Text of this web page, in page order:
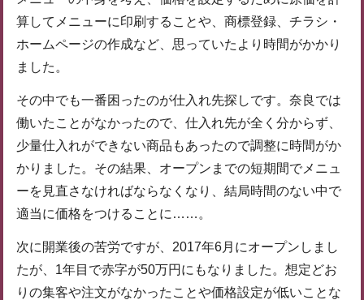
算してメニューに印刷することや、商標登録、チラシ・
ホームページの作成など、思っていたより時間がかかり
ました。
その中でも一番困ったのが仕入れ先探しです。奈良では
働いたことがなかったので、仕入れ先が全く分からず、
少量仕入れができない商品もあったので調整に時間がか
かりました。その結果、オープンまでの短期間でメニュ
ーを見直さなければならなくなり、結局時間のない中で
適当に価格をつけることに……。
次に開業後の苦労ですが、2017年6月にオープンしまし
たが、1年目で赤字が50万円にもなりました。想定どお
りの集客や注文がなかったことや価格設定が低いことな